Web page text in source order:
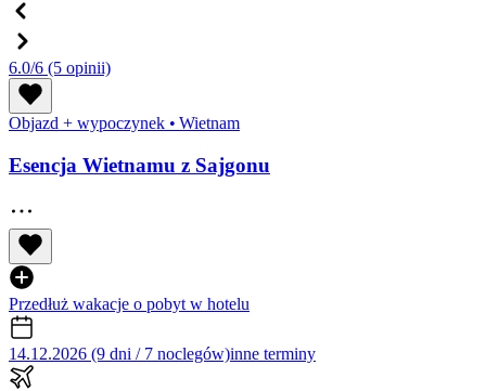
6.0/6 (5 opinii)
Objazd + wypoczynek • Wietnam
Esencja Wietnamu z Sajgonu
Przedłuż wakacje o pobyt w hotelu
14.12.2026 (9 dni / 7 noclegów)inne terminy